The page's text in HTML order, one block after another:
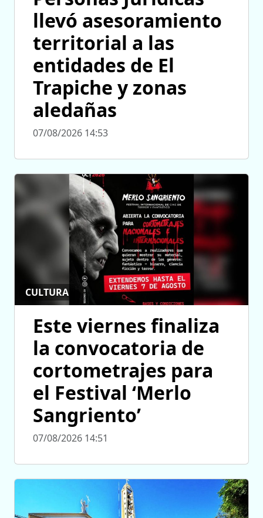
llevó asesoramiento
territorial a las
entidades de El
Trapiche y zonas
aledañas
07/08/2026 14:53
CULTURA
Este viernes finaliza
la convocatoria de
cortometrajes para
el Festival ‘Merlo
Sangriento’
07/08/2026 14:51